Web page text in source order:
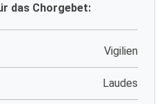
das Chorgebet:
Vigilien
Laudes